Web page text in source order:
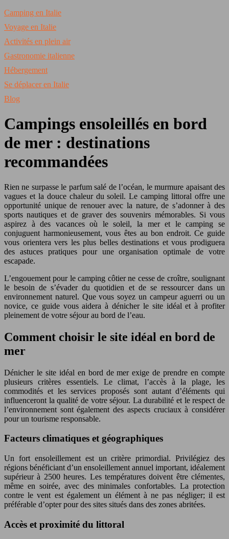
Camping en Italie
Voyage en Italie
Activités en plein air
Gastronomie italienne
Hébergement
Se déplacer en Italie
Blog
Campings ensoleillés en bord
de mer : destinations
recommandées
Rien ne surpasse le parfum salé de l’océan, le murmure apaisant des
vagues et la douce chaleur du soleil. Le camping littoral offre une
opportunité unique de renouer avec la nature, de s’adonner à des
sports nautiques et de graver des souvenirs mémorables. Si vous
aspirez à des vacances où le soleil, la mer et le camping se
conjuguent harmonieusement, vous êtes au bon endroit. Ce guide
vous orientera vers les plus belles destinations et vous prodiguera
des astuces pratiques pour une organisation optimale de votre
escapade.
L’engouement pour le camping côtier ne cesse de croître, soulignant
le besoin de s’évader du quotidien et de se ressourcer dans un
environnement naturel. Que vous soyez un campeur aguerri ou un
novice, ce guide vous aidera à dénicher le site idéal et à profiter
pleinement de votre séjour au bord de l’eau.
Comment choisir le site idéal en bord de
mer
Dénicher le site idéal en bord de mer exige de prendre en compte
plusieurs critères essentiels. Le climat, l’accès à la plage, les
commodités et les services proposés sont autant d’éléments qui
influenceront la qualité de votre séjour. La durabilité et le respect de
l’environnement sont également des aspects cruciaux à considérer
pour un tourisme responsable.
Facteurs climatiques et géographiques
Un fort ensoleillement est un critère primordial. Privilégiez des
régions bénéficiant d’un ensoleillement annuel important, idéalement
supérieur à 2500 heures. Les températures doivent être clémentes,
même en soirée, avec des minimales confortables. La protection
contre le vent est également un élément à ne pas négliger; il est
préférable d’opter pour des sites situés dans des zones abritées.
Accès et proximité du littoral